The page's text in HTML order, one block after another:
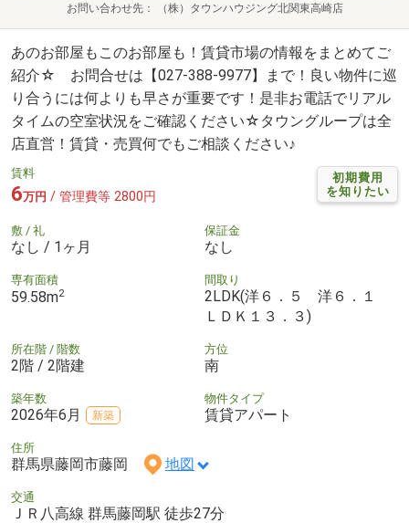
お問い合わせ先 （株）タウンハウジング北関東高崎店
あのお部屋もこのお部屋も！賃貸市場の情報をまとめてご
紹介☆ お問合せは【027-388-9977】まで！良い物件に巡
り合うには何よりも早さが重要です！是非お電話でリアル
タイムの空室状況をご確認ください☆タウングループは全
店直営！賃貸・売買何でもご相談ください♪
初期費用
を知りたい
賃料
6万円 / 管理費等 2800円
敷 / 礼
なし / 1ヶ月
保証金
なし
専有面積
59.58m2
間取り
2LDK(洋６．５ 洋６．１
ＬＤＫ１３．３)
所在階 / 階数
2階 / 2階建
方位
南
築年数
2026年6月 新築
物件タイプ
賃貸アパート
住所
群馬県藤岡市藤岡 地図
交通
ＪＲ八高線 群馬藤岡駅 徒歩27分